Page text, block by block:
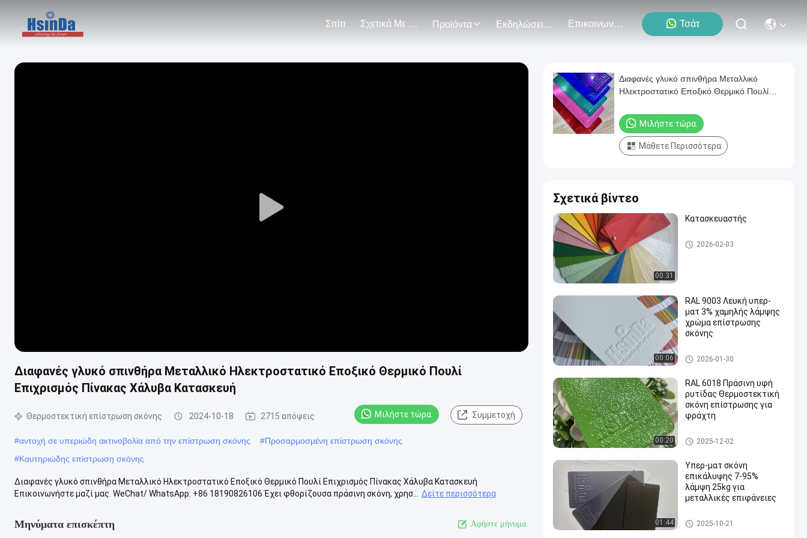
Σπίτι Σχετικά Με Εμάς Προϊόντα Εκδηλώσεις Επικοινωνήστε Μαζί Μας Τσάτ
Play
Διαφανές γλυκό σπινθήρα Μεταλλικό Ηλεκτροστατικό Εποξικό Θερμικό Πουλί
Επιχρισμός Πίνακας Χάλυβα Κατασκευή
Θερμοστεκτική επίστρωση σκόνης 2024-10-18 2715 απόψεις Μιλήστε τώρα. Συμμετοχή
#αντοχή σε υπεριώδη ακτινοβολία από την επίστρωση σκόνης #Προσαρμοσμένη επίστρωση σκόνης
#Καυτηριώδης επίστρωση σκόνης
Διαφανές γλυκό σπινθήρα Μεταλλικό Ηλεκτροστατικό Εποξικό Θερμικό Πουλί Επιχρισμός Πίνακας Χάλυβα Κατασκευή
Επικοινωνήστε μαζί μας. WeChat/ WhatsApp: +86 18190826106 Έχει φθορίζουσα πράσινη σκόνη, χρησ...
Δείτε περισσότερα
Μηνύματα επισκέπτη Αφήστε μήνυμα.
Διαφανές γλυκό σπινθήρα Μεταλλικό
Ηλεκτροστατικό Εποξικό Θερμικό Πουλί
Μιλήστε τώρα.
Μάθετε Περισσότερα
Σχετικά βίντεο
00:31
Κατασκευαστής
Θερμοστεκτική επίστρωση
σκόνης
2026-02-03
00:06
RAL 9003 Λευκή υπερ-
ματ 3% χαμηλής λάμψης
χρώμα επίστρωσης
σκόνης
Θερμοστεκτική επίστρωση
σκόνης
2026-01-30
00:20
RAL 6018 Πράσινη υφή
ρυτίδας Θερμοστεκτική
σκόνη επίστρωσης για
φράχτη
Θερμοστεκτική επίστρωση
σκόνης
2025-12-02
01:44
Υπερ-ματ σκόνη
επικάλυψης 7-95%
λάμψη 25kg για
μεταλλικές επιφάνειες
Θερμοστεκτική επίστρωση
σκόνης
2025-10-21